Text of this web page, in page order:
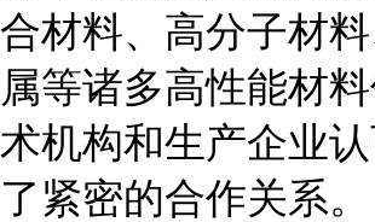
合材料、高分子材
属等诸多高性能材
术机构和生产企业
了紧密的合作关系。